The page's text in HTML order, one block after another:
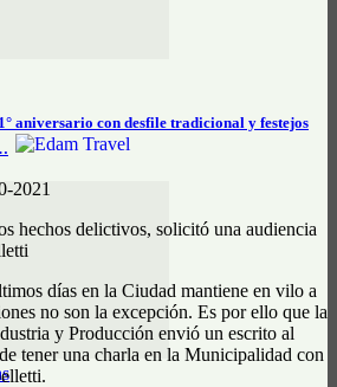
aniversario con desfile tradicional y festejos
2021
hechos delictivos, solicitó una audiencia
días en la Ciudad mantiene en vilo a
no son la excepción. Es por ello que la
y Producción envió un escrito al
tener una charla en la Municipalidad con